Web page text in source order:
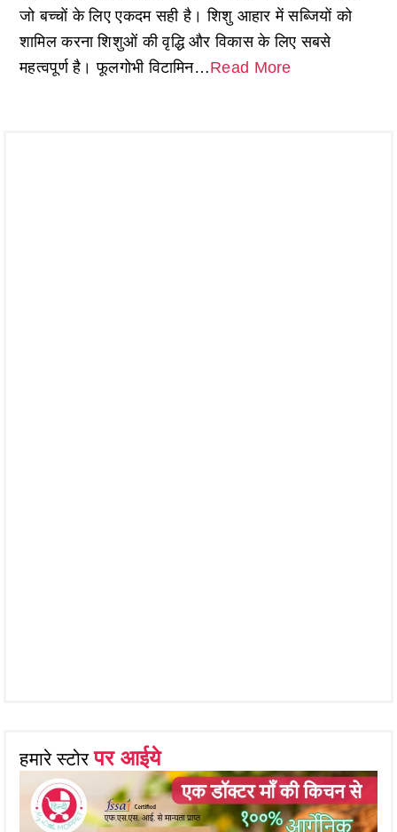
जो बच्चों के लिए एकदम सही है। शिशु आहार में सब्जियों को
शामिल करना शिशुओं की वृद्धि और विकास के लिए सबसे
महत्वपूर्ण है। फूलगोभी विटामिन…Read More
हमारे स्टोरपर आईये